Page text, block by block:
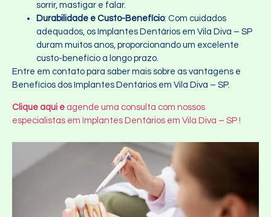
sorrir, mastigar e falar.
Durabilidade e Custo-Benefício: Com cuidados
adequados, os Implantes Dentários em Vila Diva – SP
duram muitos anos, proporcionando um excelente
custo-benefício a longo prazo.
Entre em contato para saber mais sobre as vantagens e
Benefícios dos Implantes Dentários em Vila Diva – SP.
Clique aqui e agende uma consulta com nossos
especialistas em Implantes Dentários em Vila Diva – SP !